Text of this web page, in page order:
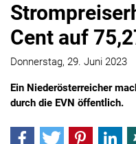
Cent auf
Donnerstag, 29. Juni 2023
Ein Niederösterreicher
durch die EVN öffentlich.